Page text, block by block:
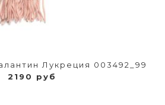
Лукреция 003492_99
2190 руб